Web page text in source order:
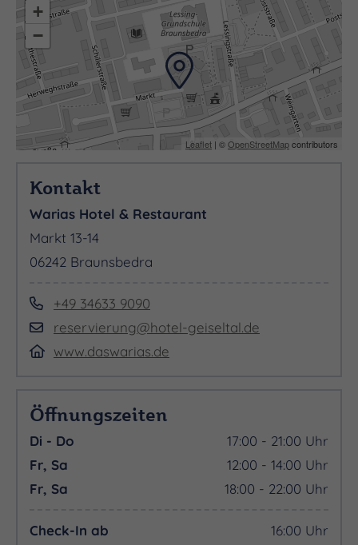
+
−
Leaflet | ©OpenStreetMapcontributors
Kontakt
Warias Hotel & Restaurant
Markt 13-14
06242 Braunsbedra
+49 34633 9090
reservierung@hotel-geiseltal.de
www.daswarias.de
Öffnungszeiten
Di - Do
17:00 - 21:00 Uhr
Fr, Sa
12:00 - 14:00 Uhr
Fr, Sa
18:00 - 22:00 Uhr
Check-In ab
16:00 Uhr